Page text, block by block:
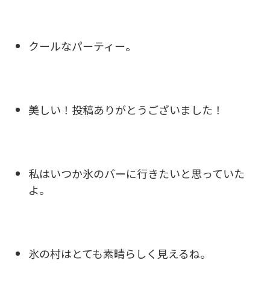
クールなパーティー。
美しい！投稿ありがとうございました！
私はいつか氷のバーに行きたいと思っていた
よ。
氷の村はとても素晴らしく見えるね。